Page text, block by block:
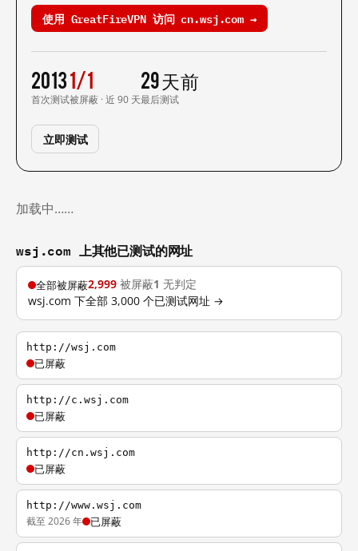
使用 GreatFireVPN 访问 cn.wsj.com →
2013
首次测试
1/1
被屏蔽 · 近 90 天
29 天前
最后测试
立即测试
加载中……
wsj.com 上其他已测试的网址
全部被屏蔽2,999 被屏蔽1 无判定
wsj.com 下全部 3,000 个已测试网址 →
http://wsj.com
已屏蔽
http://c.wsj.com
已屏蔽
http://cn.wsj.com
已屏蔽
http://www.wsj.com
截至 2026 年 已屏蔽